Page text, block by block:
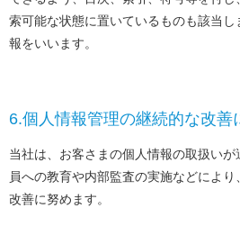
索可能な状態に置いているものも該当
報をいいます。
6.個人情報管理の継続的な改善
当社は、お客さまの個人情報の取扱い
員への教育や内部監査の実施などによ
改善に努めます。